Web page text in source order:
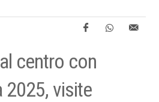
centro con
2025, visite